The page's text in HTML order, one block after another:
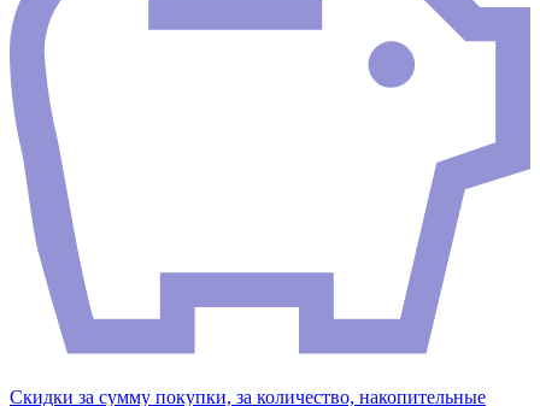
Скидки за сумму покупки, за количество, накопительные